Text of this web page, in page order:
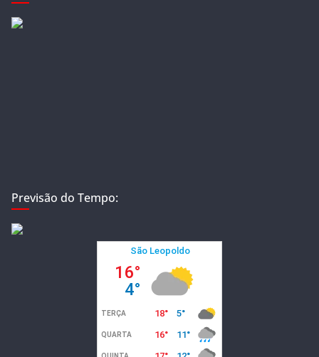
Previsão do Tempo: